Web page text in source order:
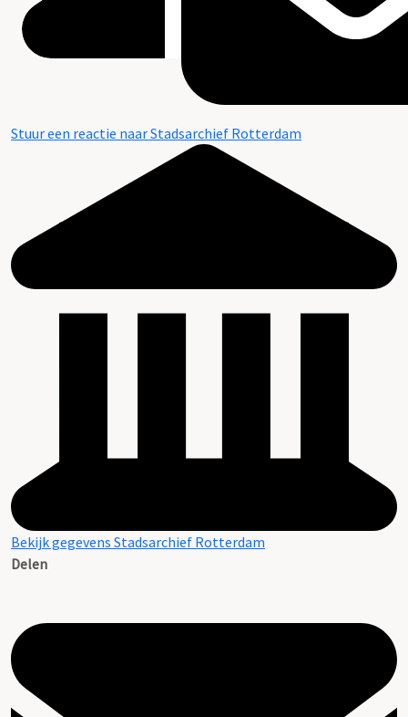
Stuur een reactie naar Stadsarchief Rotterdam
Bekijk gegevens Stadsarchief Rotterdam
Delen